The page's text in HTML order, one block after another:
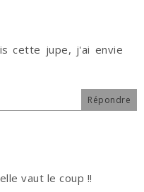
cette jupe, j'ai envie
Répondre
vaut le coup !!